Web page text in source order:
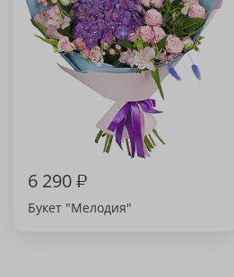
6 290₽
Букет "Мелодия"